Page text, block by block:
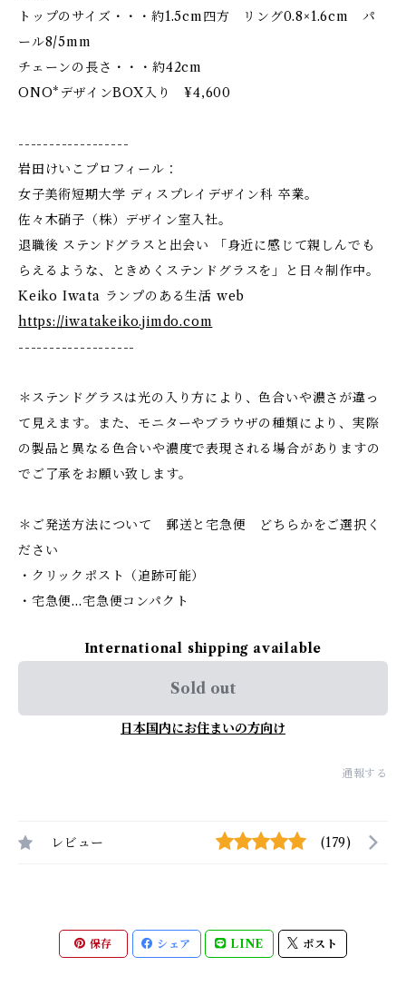
トップのサイズ・・・約1.5cm四方 リング0.8×1.6cm パ
ール8/5mm
チェーンの長さ・・・約42cm
ONO*デザインBOX入り ¥4,600
------------------
岩田けいこプロフィール：
女子美術短期大学 ディスプレイデザイン科 卒業。
佐々木硝子（株）デザイン室入社。
退職後 ステンドグラスと出会い 「身近に感じて親しんでも
らえるような、ときめくステンドグラスを」と日々制作中。
Keiko Iwata ランプのある生活 web
https://iwatakeiko.jimdo.com
-------------------
＊ステンドグラスは光の入り方により、色合いや濃さが違っ
て見えます。また、モニターやブラウザの種類により、実際
の製品と異なる色合いや濃度で表現される場合がありますの
でご了承をお願い致します。
＊ご発送方法について 郵送と宅急便 どちらかをご選択く
ださい
・クリックポスト（追跡可能）
・宅急便…宅急便コンパクト
International shipping available
Sold out
日本国内にお住まいの方向け
通報する
レビュー (179)
保存 シェア LINE ポスト